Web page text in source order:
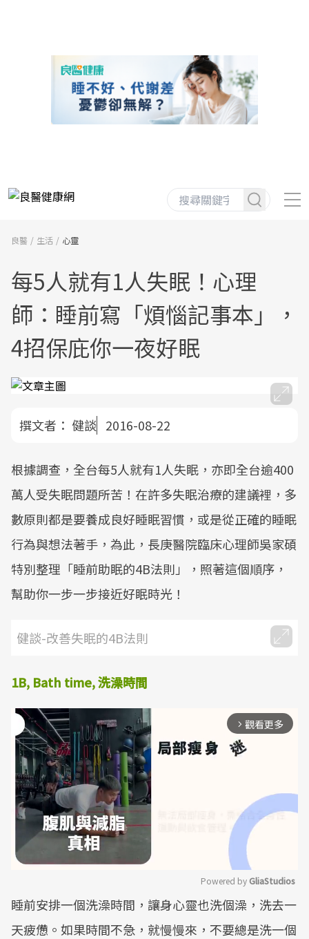
良醫 生活 心靈
每5人就有1人失眠！心理
師：睡前寫「煩惱記事本」，
4招保庇你一夜好眠
撰文者： 健談 2016-08-22
根據調查，全台每5人就有1人失眠，亦即全台逾400
萬人受失眠問題所苦！在許多失眠治療的建議裡，多
數原則都是要養成良好睡眠習慣，或是從正確的睡眠
行為與想法著手，為此，長庚醫院臨床心理師吳家碩
特別整理「睡前助眠的4B法則」，照著這個順序，
幫助你一步一步接近好眠時光！
健談-改善失眠的4B法則
1B, Bath time,洗澡時間
arrow_forward_ios 觀看更多
Mute
Powered by GliaStudios
睡前安排一個洗澡時間，讓身心靈也洗個澡，洗去一
天疲憊。如果時間不急，就慢慢來，不要總是洗一個